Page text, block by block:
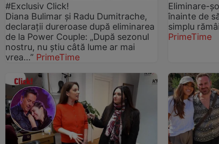
#Exclusiv Click!
Diana Bulimar și Radu Dumitrache,
declarații dureroase după eliminarea
de la Power Couple: „După sezonul
nostru, nu știu câtă lume ar mai
vrea…” PrimeTime
Eliminare-
înainte de
simplu
PrimeTime